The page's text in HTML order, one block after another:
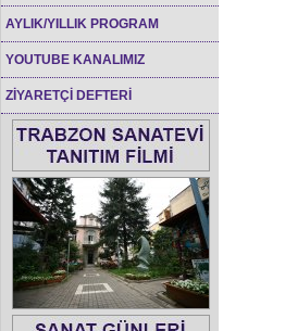
AYLIK/YILLIK PROGRAM
YOUTUBE KANALIMIZ
ZİYARETÇİ DEFTERİ